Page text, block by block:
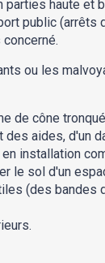
haute et
public
ou les
de cône
aides, d'un
installation
sol d'un
(des bandes